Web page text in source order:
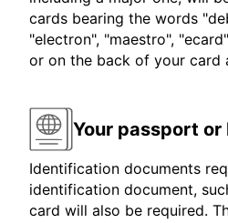
cards bearing the words
"electron", "maestro",
or on the back of your card
Your passport or
Identification documents
identification document,
card will also be required.